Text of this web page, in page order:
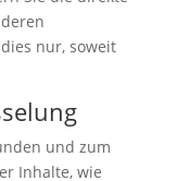
nur, soweit
und zum
Inhalte, wie